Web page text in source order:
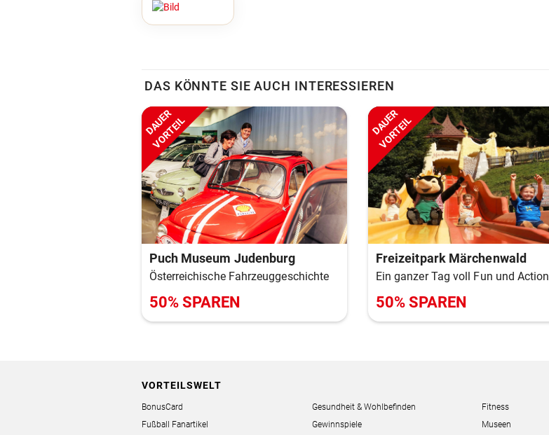
DAS KÖNNTE SIE AUCH INTERESSIEREN
DAUER
VORTEIL
Puch Museum Judenburg
Österreichische Fahrzeuggeschichte
50% SPAREN
DAUER
VORTEIL
Freizeitpark Märchenwald
Ein ganzer Tag voll Fun und Action
50% SPAREN
VORTEILSWELT
BonusCard
Fußball Fanartikel
Gesundheit & Wohlbefinden
Gewinnspiele
Fitness
Museen